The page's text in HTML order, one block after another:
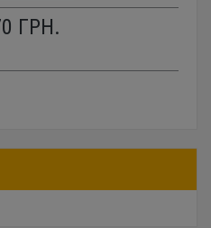
ГРН.